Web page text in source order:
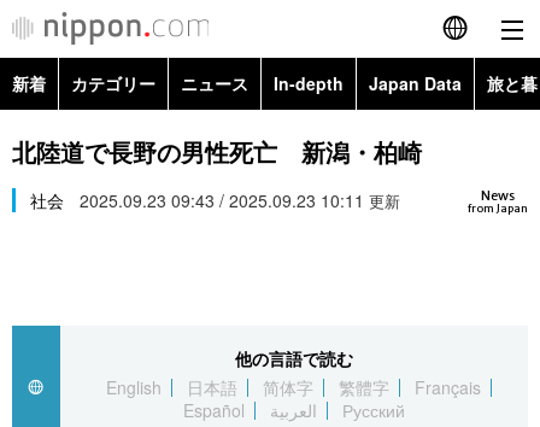
English
简体字
繁體字
العربية
新着 カテゴリー ニュース In-depth Japan Data 旅と
政治・外交
経済・ビジネス
社会
文化
Images
お知らせ
北陸道で長野の男性死亡 新潟・柏崎
News
from Japan
社会 2025.09.23 09:43 / 2025.09.23 10:11 更新
他の言語で読む
English
日本語 简体字 繁體字
Français
Español
العربية Русский